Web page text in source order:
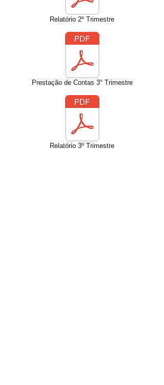
Relatório 2º Trimestre
Prestação de Contas 3° Trimestre
Relatório 3º Trimestre